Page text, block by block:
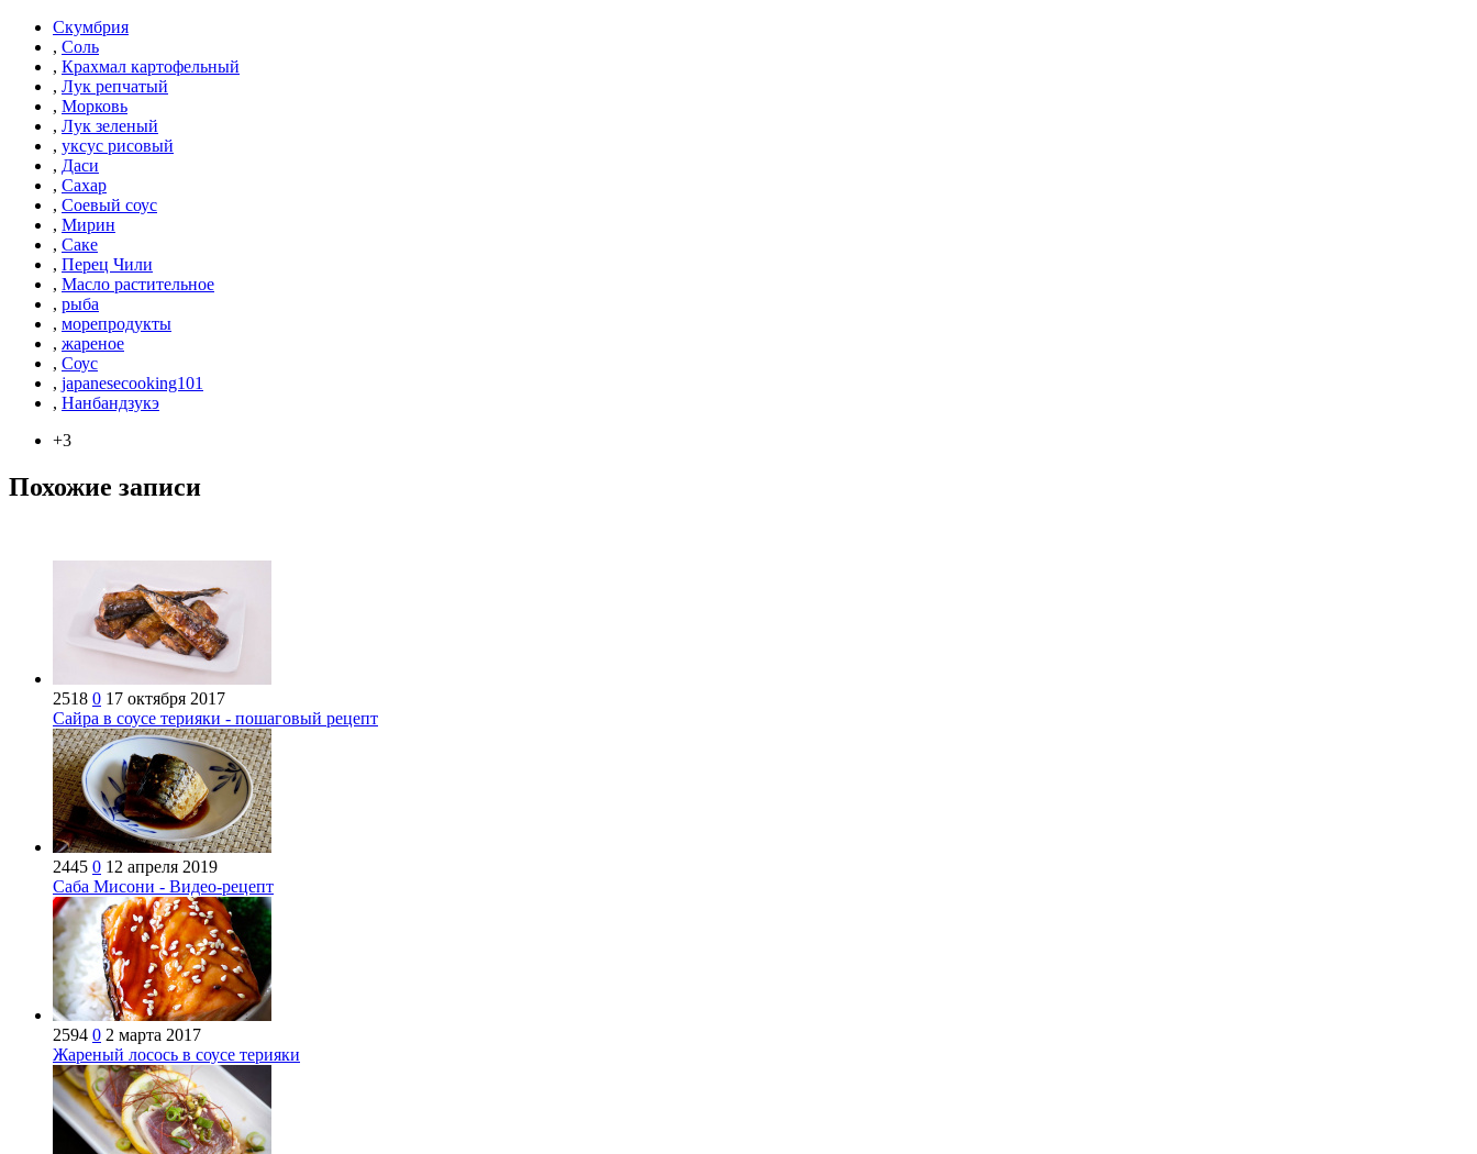
Скумбрия
, Соль
, Крахмал картофельный
, Лук репчатый
, Морковь
, Лук зеленый
, уксус рисовый
, Даси
, Сахар
, Соевый соус
, Мирин
, Саке
, Перец Чили
, Масло растительное
, рыба
, морепродукты
, жареное
, Соус
, japanesecooking101
, Нанбандзукэ
+3
Похожие записи
2518 0 17 октября 2017
Сайра в соусе терияки - пошаговый рецепт
2445 0 12 апреля 2019
Саба Мисони - Видео-рецепт
2594 0 2 марта 2017
Жареный лосось в соусе терияки